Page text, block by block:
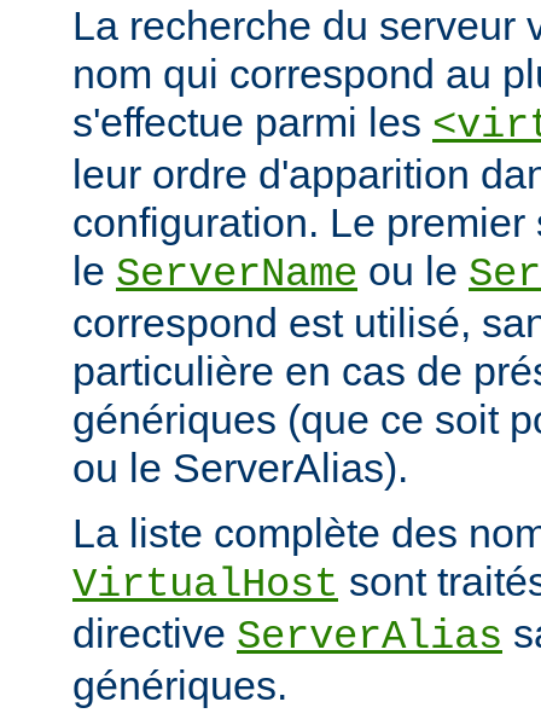
La recherche du serveur
nom qui correspond au
s'effectue parmi les
leur ordre d'apparition
configuration. Le
le ServerName ou le
correspond est utilisé,
particulière en cas de
génériques (que ce soit
ou le ServerAlias).
La liste complète des
VirtualHost sont
directive ServerAlias
génériques.